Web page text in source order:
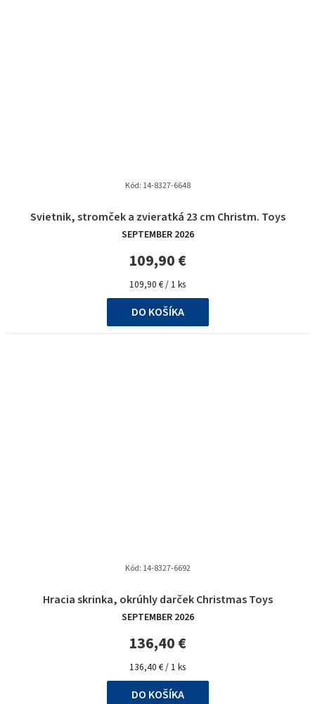
Svietnik, stromček a zvieratká 23 cm Christm. Toys
SEPTEMBER 2026
109,90 €
Jednotková
cena:
109,90 € / 1 ks
DO KOŠÍKA
Kód: 14-8327-6648
Hracia skrinka, okrúhly darček Christmas Toys
SEPTEMBER 2026
136,40 €
Jednotková
cena:
136,40 € / 1 ks
DO KOŠÍKA
Kód: 14-8327-6692